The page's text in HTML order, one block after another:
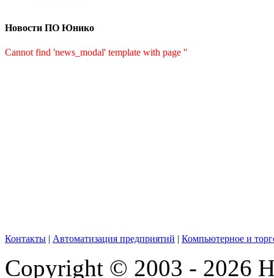
Новости ПО Юнико
Cannot find 'news_modal' template with page ''
Контакты | Автоматизация предприятий | Компьютерное и
Copyright © 2003 - 2026